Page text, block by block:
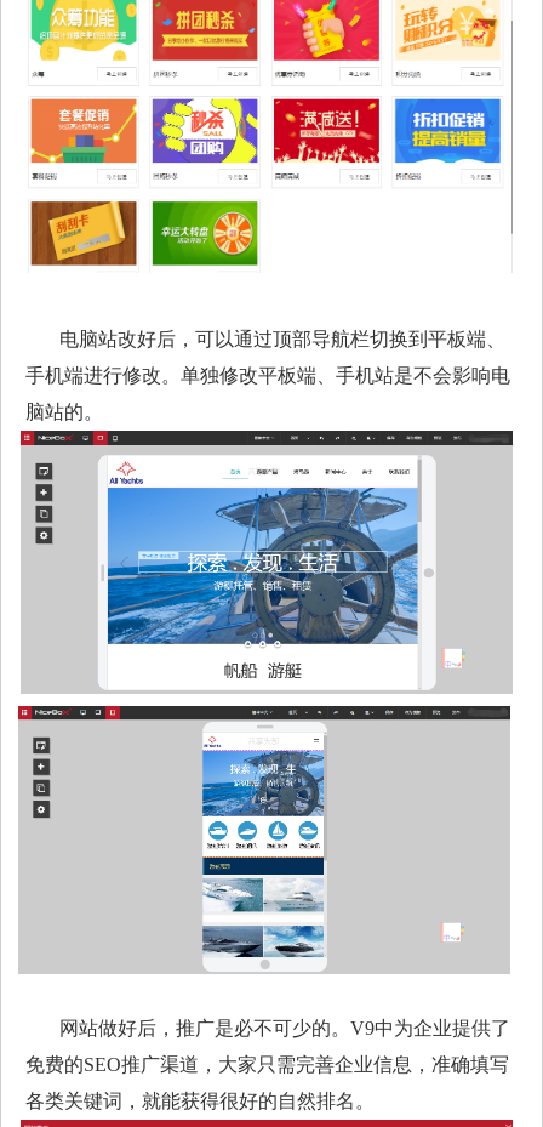
电脑站改好后，可以通过顶部导航栏切换到平板端、
手机端进行修改。单独修改平板端、手机站是不会影响电
脑站的。
网站做好后，推广是必不可少的。V9中为企业提供了
免费的SEO推广渠道，大家只需完善企业信息，准确填写
各类关键词，就能获得很好的自然排名。